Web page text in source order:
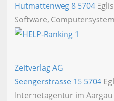
Hutmattenweg 8 5704
Software,
Zeitverlag AG
Seengerstrasse 15 5704
Internetagentur im